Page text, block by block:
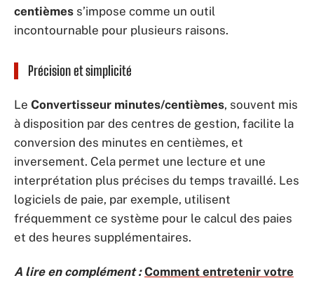
centièmes s’impose comme un outil
incontournable pour plusieurs raisons.
Précision et simplicité
Le Convertisseur minutes/centièmes, souvent mis
à disposition par des centres de gestion, facilite la
conversion des minutes en centièmes, et
inversement. Cela permet une lecture et une
interprétation plus précises du temps travaillé. Les
logiciels de paie, par exemple, utilisent
fréquemment ce système pour le calcul des paies
et des heures supplémentaires.
A lire en complément : Comment entretenir votre